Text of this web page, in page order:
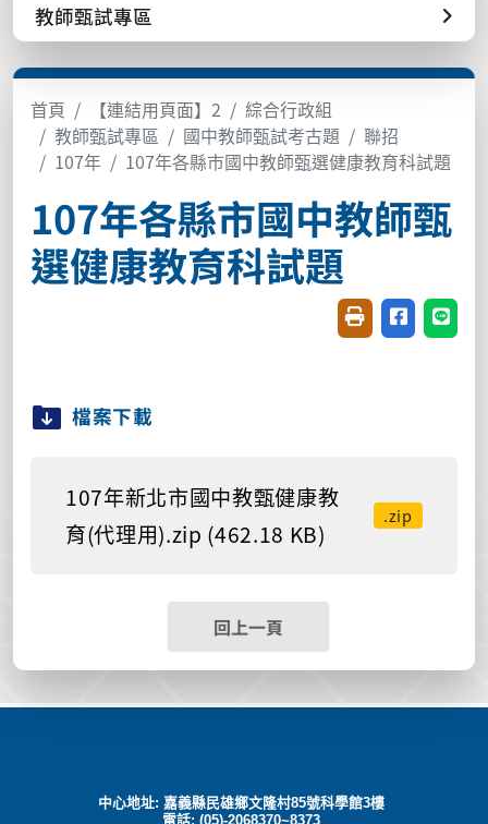
教師甄試專區
首頁 【連結用頁面】2
綜合行政組
教師甄試專區
國中教師甄試考古題
聯招
107年
107年各縣市國中教師甄選健康教育科試題
107年各縣市國中教師甄
選健康教育科試題
友善列印(開新視
分享至臉書
分享
檔案下載
107年新北市國中教甄健康教
育(代理用).zip (462.18 KB)
.zip
回上一頁
中心地址: 嘉義縣民雄鄉文隆村85號科學館3樓
電話: (05)-2068370~8373